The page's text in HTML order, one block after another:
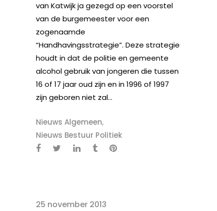
van Katwijk ja gezegd op een voorstel
van de burgemeester voor een
zogenaamde
“Handhavingsstrategie”. Deze strategie
houdt in dat de politie en gemeente
alcohol gebruik van jongeren die tussen
16 of 17 jaar oud zijn en in 1996 of 1997
zijn geboren niet zal...
Nieuws Algemeen,
Nieuws Bestuur Politiek
25 november 2013